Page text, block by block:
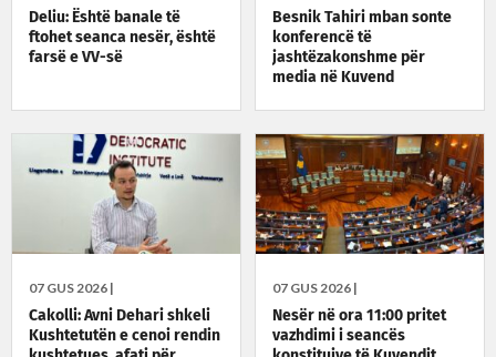
Deliu: Është banale të
ftohet seanca nesër, është
farsë e VV-së
Besnik Tahiri mban sonte
konferencë të
jashtëzakonshme për
media në Kuvend
07 GUS 2026 |
Cakolli: Avni Dehari shkeli
Kushtetutën e cenoi rendin
07 GUS 2026 |
Nesër në ora 11:00 pritet
vazhdimi i seancës